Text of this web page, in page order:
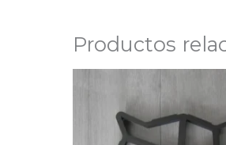
Productos
precio
original
era:
$10.076.
actual
es:
$8.390.